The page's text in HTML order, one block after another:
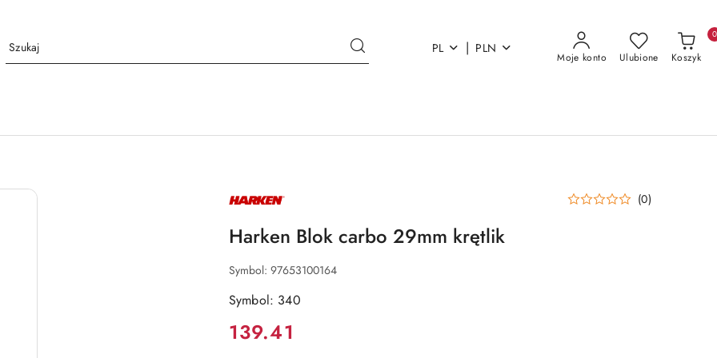
PL | PLN
Moje konto Ulubione Koszyk
0
NAZWA
PRODUCENTA: (0)
Harken Blok carbo 29mm krętlik
Symbol: 97653100164
Symbol: 340
Cena:
139.41